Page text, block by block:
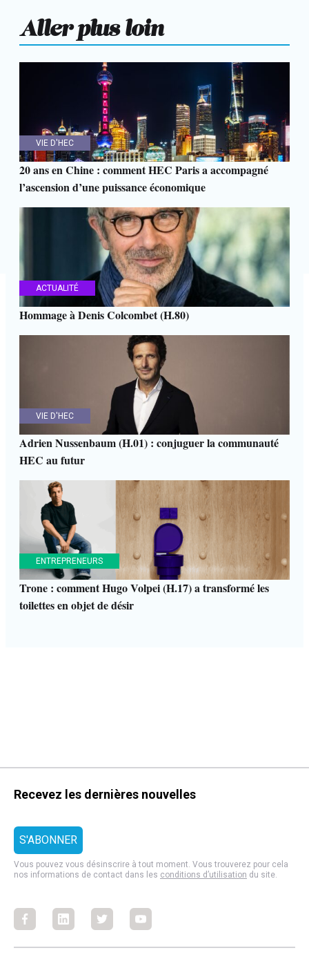
Aller plus loin
VIE D'HEC
20 ans en Chine : comment HEC Paris a accompagné
l’ascension d’une puissance économique
ACTUALITÉ
Hommage à Denis Colcombet (H.80)
VIE D'HEC
Adrien Nussenbaum (H.01) : conjuguer la communauté
HEC au futur
ENTREPRENEURS
Trone : comment Hugo Volpei (H.17) a transformé les
toilettes en objet de désir
Recevez les dernières nouvelles
Vous pouvez vous désinscrire à tout moment. Vous trouverez pour cela
nos informations de contact dans les conditions d’utilisation du site.
FacebookFacebookFacebookFacebook